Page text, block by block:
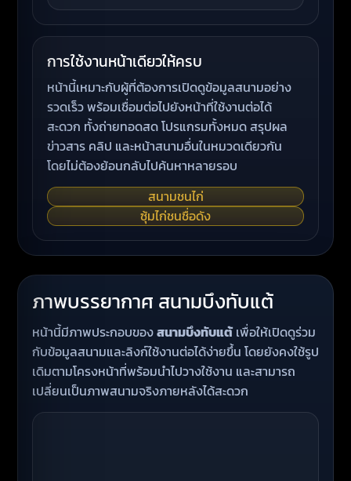
การใช้งานหน้าเดียวให้ครบ
หน้านี้เหมาะกับผู้ที่ต้องการเปิดดูข้อมูลสนามอย่าง
รวดเร็ว พร้อมเชื่อมต่อไปยังหน้าที่ใช้งานต่อได้
สะดวก ทั้งถ่ายทอดสด โปรแกรมทั้งหมด สรุปผล
ข่าวสาร คลิป และหน้าสนามอื่นในหมวดเดียวกัน
โดยไม่ต้องย้อนกลับไปค้นหาหลายรอบ
สนามชนไก่
ซุ้มไก่ชนชื่อดัง
ภาพบรรยากาศ สนามบึงทับแต้
หน้านี้มีภาพประกอบของสนามบึงทับแต้เพื่อให้เปิดดูร่วม
กับข้อมูลสนามและลิงก์ใช้งานต่อได้ง่ายขึ้น โดยยังคงใช้รูป
เดิมตามโครงหน้าที่พร้อมนำไปวางใช้งาน และสามารถ
เปลี่ยนเป็นภาพสนามจริงภายหลังได้สะดวก